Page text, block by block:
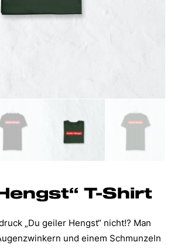
T-Shirt
„Du geiler Hengst“ nicht!? Man
und einem Schmunzeln